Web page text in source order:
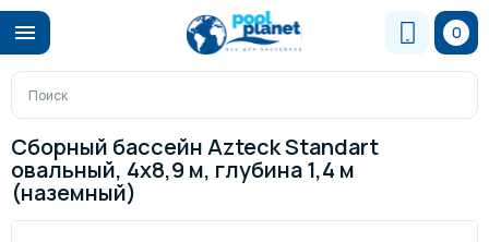
0
Сборный бассейн Azteck Standart
овальный, 4х8,9 м, глубина 1,4 м
(наземный)